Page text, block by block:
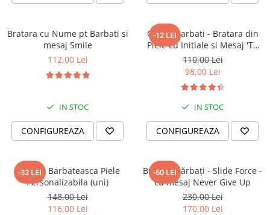
Bratara cu Nume pt Barbati si
mesaj Smile
112,00 Lei
IN STOC
CONFIGUREAZA
-12 LEI
Cadou Barbati - Bratara din
Piele cu Initiale si Mesaj 'Te
Iubesc'
110,00 Lei
98,00 Lei
IN STOC
CONFIGUREAZA
-32 LEI
Bratara Barbateasca Piele
Personalizabila (uni)
148,00 Lei
116,00 Lei
-60 LEI
Brățară bărbați - Slide Force -
cu mesaj Never Give Up
230,00 Lei
170,00 Lei